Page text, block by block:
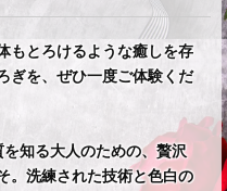
もとろけるような癒しを存
ぎを、ぜひ一度ご体験くだ
知る大人のための、贅沢
。洗練された技術と色白の